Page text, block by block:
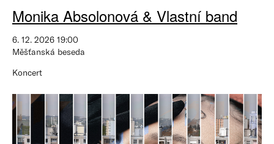
Monika Absolonová & Vlastní band
6. 12. 2026 19:00
Měšťanská beseda
Koncert